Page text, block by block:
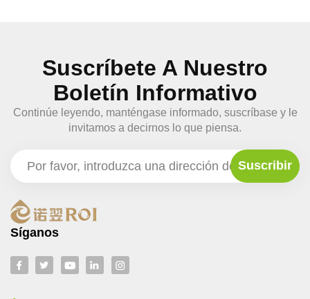
Suscríbete A Nuestro
Boletín Informativo
Continúe leyendo, manténgase informado, suscríbase y le
invitamos a decirnos lo que piensa.
Síganos